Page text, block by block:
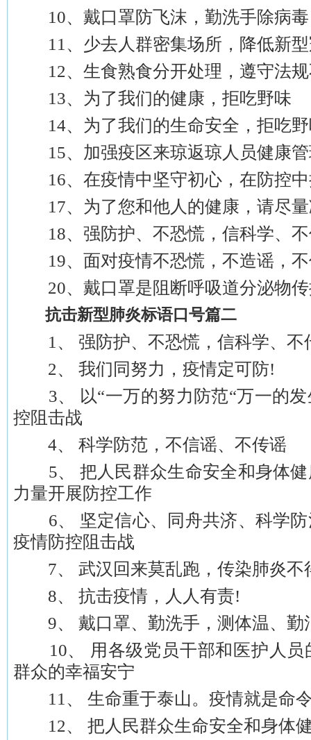
10、戴口罩防飞沫，勤洗手除病毒
11、少去人群密集场所，降低新型
12、生食熟食分开处理，遵守法规
13、为了我们的健康，拒吃野味
14、为了我们的生命安全，拒吃野
15、加强疫区来琼返琼人员健康管
16、在疫情中坚守初心，在防控中
17、为了您和他人的健康，请尽量
18、强防护、不恐慌，信科学、不
19、面对疫情不恐慌，不造谣，不
20、戴口罩是阻断呼吸道分泌物传
抗击新型肺炎标语口号篇二
1、 强防护、不恐慌，信科学、不
2、 我们同努力，疫情定可防!
3、 以“一万的努力防范“万一的发
控阻击战
4、 科学防范，不信谣、不传谣
5、 把人民群众生命安全和身体健
力量开展防控工作
6、 坚定信心、同舟共济、科学防
疫情防控阻击战
7、 武汉回来莫乱跑，传染肺炎不
8、 抗击疫情，人人有责!
9、 戴口罩、勤洗手，测体温、勤
10、 用各级党员干部和医护人员
群众的幸福安宁
11、 生命重于泰山。疫情就是命
12、 把人民群众生命安全和身体